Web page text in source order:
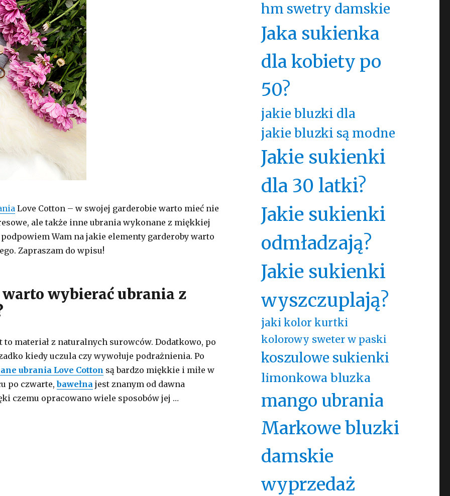
Love Cotton – w swojej garderobie warto mieć nie
ale także inne ubrania wykonane z miękkiej
podpowiem Wam na jakie elementy garderoby warto
Zapraszam do wpisu!
warto wybierać ubrania z
to materiał z naturalnych surowców. Dodatkowo, po
kiedy uczula czy wywołuje podrażnienia. Po
ubrania Love Cotton są bardzo miękkie i miłe w
po czwarte,bawełnajest znanym od dawna
czemu opracowano wiele sposobów jej …
hm swetry damskie
Jaka sukienka
dla kobiety po
50?
jakie bluzki dla
jakie bluzki są modne
Jakie sukienki
dla 30 latki?
Jakie sukienki
odmładzają?
Jakie sukienki
wyszczuplają?
jaki kolor kurtki
kolorowy sweter w paski
koszulowe sukienki
limonkowa bluzka
mango ubrania
Markowe bluzki
damskie
wyprzedaż